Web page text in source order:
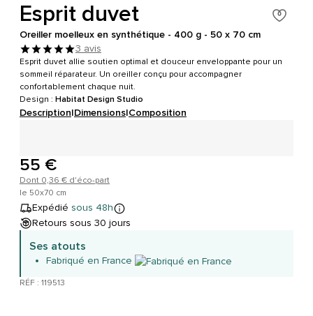
Esprit duvet
Oreiller moelleux en synthétique - 400 g - 50 x 70 cm
3 avis
Esprit duvet allie soutien optimal et douceur enveloppante pour un
sommeil réparateur. Un oreiller conçu pour accompagner
confortablement chaque nuit.
Design : Habitat Design Studio
Description|Dimensions|Composition
55 €
Dont 0,36 € d'éco-part
le 50x70 cm
Expédié sous 48h
Retours sous 30 jours
Ses atouts
Fabriqué en France
RÉF : 119513